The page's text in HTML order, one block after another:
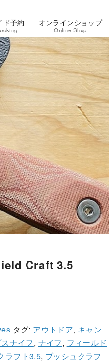
ド予約 オンラインショップ
Online Shop
Craft 3.5
タグ: アウトドア, キャン
スナイフ, ナイフ, フィールド
ラフト3.5, ブッシュクラフ